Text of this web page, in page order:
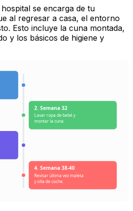
se encarga de tu
al regresar a casa, el entorno
Esto incluye la cuna montada,
y los básicos de higiene y
2. Semana 32
Lavar ropa de bebé y
montar la cuna.
4. Semana 38-40
Revisar última vez maleta
y silla de coche.